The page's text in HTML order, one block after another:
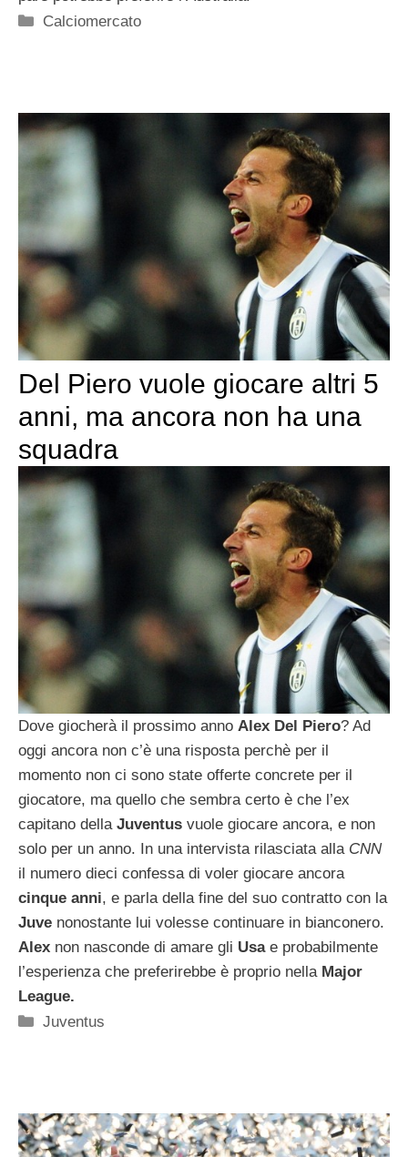
Categorie
Calciomercato
Del Piero vuole giocare altri 5
anni, ma ancora non ha una
squadra
Dove giocherà il prossimo anno Alex Del Piero? Ad
oggi ancora non c’è una risposta perchè per il
momento non ci sono state offerte concrete per il
giocatore, ma quello che sembra certo è che l’ex
capitano della Juventus vuole giocare ancora, e non
solo per un anno. In una intervista rilasciata alla CNN
il numero dieci confessa di voler giocare ancora
cinque anni, e parla della fine del suo contratto con la
Juve nonostante lui volesse continuare in bianconero.
Alex non nasconde di amare gli Usae probabilmente
l’esperienza che preferirebbe è proprio nella Major
League.
Categorie
Juventus